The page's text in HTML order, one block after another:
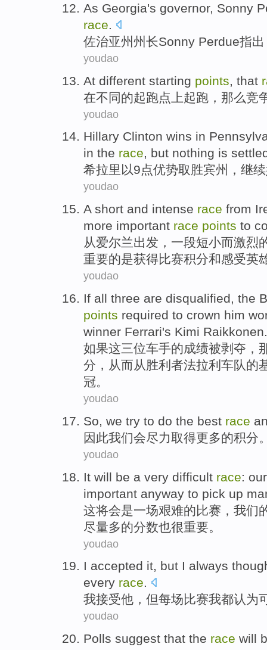
As Georgia's governor, Sonny
race.
佐治亚州州长Sonny Perdue指出
youdao
At different starting points that
在不同的起跑点 上起跑 ， 那么竞
youdao
Hillary Clinton wins in
in the race, but nothing is
希拉里 以9点优势取胜宾州 ， 继续
youdao
A short and intense race from
more important race points to
从爱尔兰出发 ， 一段短小而激烈
重要的是获得比赛积分和感受英
youdao
If all three are disqualified, the
points required to crown him
winner Ferrari's Kimi Raikkonen.
如果这三位车手的成绩被剥夺，
分 ，从而从 胜利者法拉利 车队的
冠。
youdao
So, we try to do the best race
因此我们会尽力取得更多的积分
youdao
It will be a very difficult race: our
important anyway to pick up
这将会是一场艰难的比赛 ， 我们
尽量多的分数也很重要。
youdao
I accepted it, but I always
every race.
我接受他 ， 但每场比赛我都认为
youdao
Polls suggest that the race will